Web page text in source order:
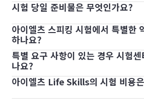
아이엘츠 Life Skills 시험에서는 결과
지 않고 통과(Pass) 또는 탈락(Fail)으로
아이엘츠 Academic 또는 General
닝) 시험에는 통과(Pass) 또는 탈락
9개의 밴드 점수 체계로 채점됩니다. 각
은 개별 요건을 충족하기 위해 자체적으
시험 당일 준비물은 무엇인가요?
아이엘츠 시험 신청에 사용한 것과 동일
합니다. 컴퓨터 아이엘츠 시험의 경우, 센
제공합니다.
모든 개인 소지품은 고사실 밖에 있는 보
에 두어야 합니다. 휴대폰, 호출기 및 스
아이엘츠 스피킹 시험에서 특별한
하나요?
모든 사람은 말할 때 악센트가 있으며,
악센트를 변경할 필요는 없습니다. 대신,
있도록 명확하고 자연스러운 속도로 말
매일 영어를 연습하고 다양한 원어민의
특별 요구 사항이 있는 경우 시험
나요?
예. 가능한 한 빨리 현지 시험센터에 연
을 알리는 것이 가장 좋습니다.
아이엘츠 Life Skills의 시험 비용